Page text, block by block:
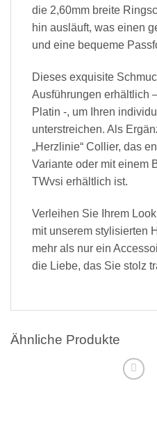
die 2,60mm breite
hin ausläuft, was einen
und eine bequeme
Dieses exquisite
Ausführungen erhältlich
Platin -, um Ihren
unterstreichen. Als
„Herzlinie“ Collier, das
Variante oder mit einem
TWvsi erhältlich ist.
Verleihen Sie Ihrem
mit unserem stylisierten
mehr als nur ein
die Liebe, das Sie stolz
Ähnliche Produkte